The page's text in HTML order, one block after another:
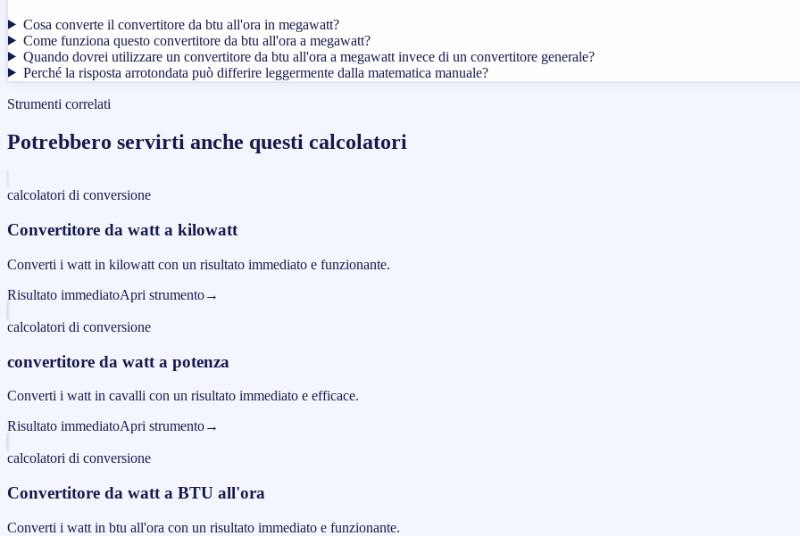
Cosa converte il convertitore da btu all'ora in megawatt?
Come funziona questo convertitore da btu all'ora a megawatt?
Quando dovrei utilizzare un convertitore da btu all'ora a megawatt invece di un convertitore generale?
Perché la risposta arrotondata può differire leggermente dalla matematica manuale?
Strumenti correlati
Potrebbero servirti anche questi calcolatori
calcolatori di conversione
Convertitore da watt a kilowatt
Converti i watt in kilowatt con un risultato immediato e funzionante.
Risultato immediatoApri strumento→
calcolatori di conversione
convertitore da watt a potenza
Converti i watt in cavalli con un risultato immediato e efficace.
Risultato immediatoApri strumento→
calcolatori di conversione
Convertitore da watt a BTU all'ora
Converti i watt in btu all'ora con un risultato immediato e funzionante.